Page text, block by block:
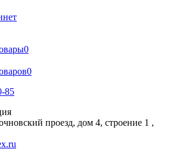
0
0
85
проезд, дом 4, строение 1 ,